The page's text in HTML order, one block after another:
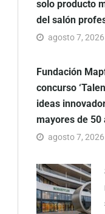
solo producto
del salón
agosto 7, 2026
Fundación
concurso
ideas
mayores de 50
agosto 7, 2026